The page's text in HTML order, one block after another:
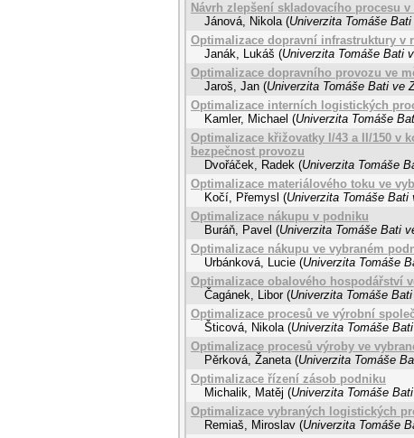
Návrh zlepšení skladovacího procesu
Jánová, Nikola (Univerzita Tomáše
Optimalizace dopravní infrastruktury v
Janák, Lukáš (Univerzita Tomáše Bati
Optimalizace dopravního provozu ve
Jaroš, Jan (Univerzita Tomáše Bati ve
Optimalizace interních logistických
Kamler, Michael (Univerzita Tomáše
Optimalizace křižovatky I/43 a II/150 v
bezpečnost provozu
Dvořáček, Radek (Univerzita Tomáše
Optimalizace materiálového toku ve
Kočí, Přemysl (Univerzita Tomáše Bati
Optimalizace nákupu v podniku
Buráň, Pavel (Univerzita Tomáše Bati
Optimalizace nákupu ve vybraném
Urbánková, Lucie (Univerzita Tomáše
Optimalizace obalového hospodářství
Čagánek, Libor (Univerzita Tomáše
Optimalizace procesů ve výrobní
Šticová, Nikola (Univerzita Tomáše
Optimalizace procesů výroby ve
Pěrková, Žaneta (Univerzita Tomáše
Optimalizace řízení zásob podniku
Michalik, Matěj (Univerzita Tomáše
Optimalizace vybraných logistických
Remiaš, Miroslav (Univerzita Tomáše